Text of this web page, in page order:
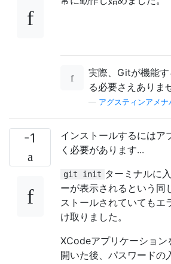
実際、Gitが機能
る必要さえありま
アグスティンアメナ
-1
インストールするにはア
く必要があります...
git init ターミナルに
ーが表示されるという同
ストールされていてもエ
け取りました。
XCodeアプリケーション
開いた後、パスワードの